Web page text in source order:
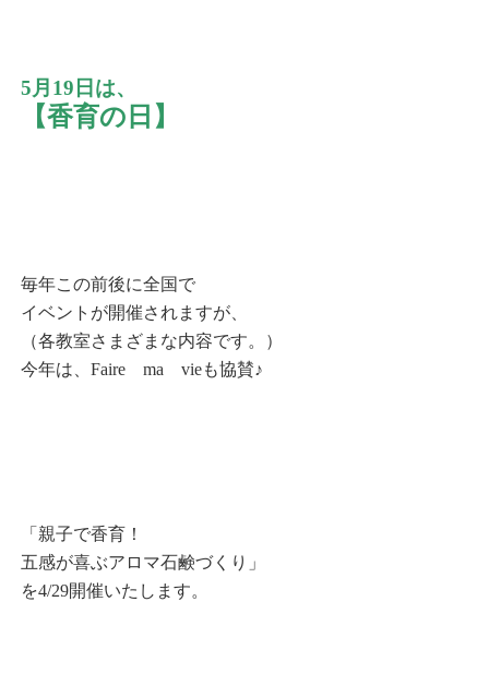
5月19日は、
【香育の日】
毎年この前後に全国で
イベントが開催されますが、
（各教室さまざまな内容です。）
今年は、Faire ma vieも協賛♪
「親子で香育！
五感が喜ぶアロマ石鹸づくり」
を4/29開催いたします。